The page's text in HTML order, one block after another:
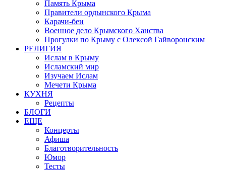
Память Крыма
Правители ордынского Крыма
Карачи-беи
Военное дело Крымского Ханства
Прогулки по Крыму с Олексой Гайворонским
РЕЛИГИЯ
Ислам в Крыму
Исламский мир
Изучаем Ислам
Мечети Крыма
КУХНЯ
Рецепты
БЛОГИ
ЕЩЕ
Концерты
Афиша
Благотворительность
Юмор
Тесты